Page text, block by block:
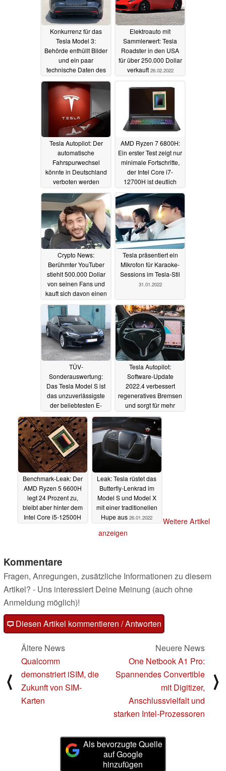
Konkurrenz für das
Tesla Model 3:
Behörde enthüllt Bilder
und ein paar
technische Daten des
Toyota bZ301.09.2022
Elektroauto mit
Sammlerwert: Tesla
Roadster in den USA
für über 250.000 Dollar
verkauft 26.02.2022
Tesla Autopilot: Der
automatische
Fahrspurwechsel
könnte in Deutschland
verboten werden
22.02.2022
AMD Ryzen 7 6800H:
Ein erster Test zeigt nur
minimale Fortschritte,
der Intel Core i7-
12700H ist deutlich
schneller02.02.2022
Crypto News:
Berühmter YouTuber
stiehlt 500.000 Dollar
von seinen Fans und
kauft sich davon einen
neuen Tesla02.02.2022
Tesla präsentiert ein
Mikrofon für Karaoke-
Sessions im Tesla-Stil
31.01.2022
TÜV-
Sonderauswertung:
Das Tesla Model S ist
das unzuverlässigste
der beliebtesten E-
Auto, knapp vor Dacia
Duster und Logan
28.01.2022
Tesla Autopilot:
Software-Update
2022.4 verbessert
regeneratives Bremsen
und sorgt für mehr
Effizienz im
Stadtverkehr
Benchmark-Leak: Der
AMD Ryzen 5 6600H
legt 24 Prozent zu,
bleibt aber hinter dem
Intel Core i5-12500H
Leak: Tesla rüstet das
Butterfly-Lenkrad im
Model S und Model X
mit einer traditionellen
Hupe aus 26.01.2022
Weitere Artikel
anzeigen
Kommentare
Fragen, Anregungen, zusätzliche Informationen zu diesem
Artikel? - Uns interessiert Deine Meinung (auch ohne
Anmeldung möglich)!
Diesen Artikel kommentieren / Antworten
⟨
Ältere News
Qualcomm
demonstriert iSIM, die
Zukunft von SIM-
Karten
Neuere News
One Netbook A1 Pro:
Spannendes Convertible
mit Digitizer,
Anschlussvielfalt und
starken Intel-Prozessoren
⟩
Als bevorzugte Quelle
auf Google
hinzufügen